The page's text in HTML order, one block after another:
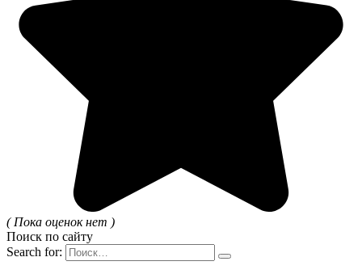
( Пока оценок нет )
Поиск по сайту
Search for: